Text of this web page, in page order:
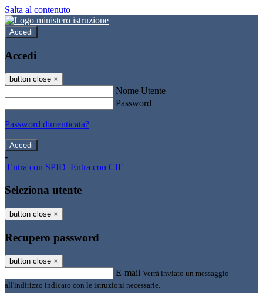
Salta al contenuto
Accedi
Accedi
button close ×
Nome Utente
Password
Password dimenticata?
-
Entra con SPID Entra con CIE
Seleziona utente
button close ×
Recupero password
button close ×
E-mail Verrà inviato un messaggio
all'indirizzo indicato con le istruzioni necessarie.